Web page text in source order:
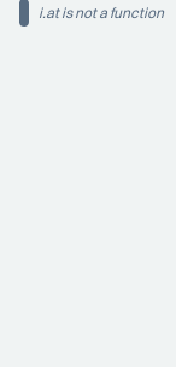
i.at is not a function